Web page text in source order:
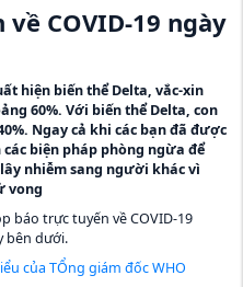
COVID-19 ngày
hiện biến thể Delta, vắc-xin
60%. Với biến thể Delta, con
Ngay cả khi các bạn đã được
biện pháp phòng ngừa để
nhiễm sang người khác vì
vong
báo trực tuyến về COVID-19
bên dưới.
của TỔng giám đốc WHO